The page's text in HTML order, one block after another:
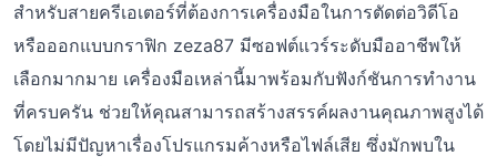
สำหรับสายครีเอเตอร์ที่ต้องการเครื่องมือในการตัดต่อวิดีโอ
หรือออกแบบกราฟิก zeza87 มีซอฟต์แวร์ระดับมืออาชีพให้
เลือกมากมาย เครื่องมือเหล่านี้มาพร้อมกับฟังก์ชันการทำงาน
ที่ครบครัน ช่วยให้คุณสามารถสร้างสรรค์ผลงานคุณภาพสูงได้
โดยไม่มีปัญหาเรื่องโปรแกรมค้างหรือไฟล์เสีย ซึ่งมักพบใน